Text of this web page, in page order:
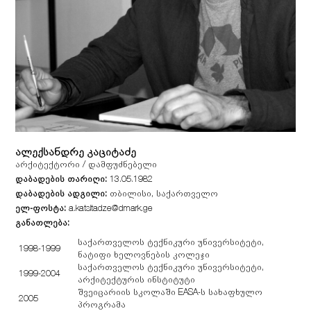
ალექსანდრე კაციტაძე
არქიტექტორი / დამფუძნებელი
დაბადების თარიღი: 13.05.1982
დაბადების ადგილი: თბილისი, საქართველო
ელ-ფოსტა:a.katsitadze@dmark.ge
განათლება:
1998-1999
საქართველოს ტექნიკური უნივერსიტეტი,
ნატიფი ხელოვნების კოლეჯი
1999-2004
საქართველოს ტექნიკური უნივერსიტეტი,
არქიტექტურის ინსტიტუტი
2005
შვეიცარიის სკოლაში EASA-ს სახაფხულო
პროგრამა